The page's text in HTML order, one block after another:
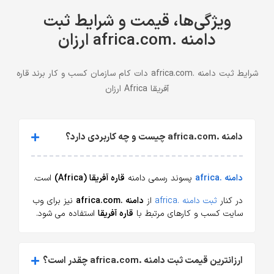
ویژگی‌ها، قیمت و شرایط ثبت
دامنه .africa.com ارزان
شرایط ثبت دامنه .africa.com دات کام سازمان کسب و کار برند قاره
آفریقا Africa ارزان
دامنه .africa.com چیست و چه کاربردی دارد؟
دامنه .africa پسوند رسمی دامنه قاره آفریقا (Africa)
است.
در کنار ثبت دامنه .africa از دامنه .africa.com
نیز برای وب
سایت کسب و کارهای مرتبط با قاره آفریقا استفاده می شود.
ارزانترین قیمت ثبت دامنه .africa.com چقدر است؟